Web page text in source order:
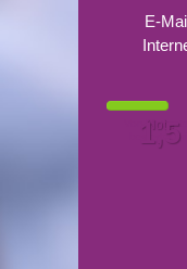
E-
Von
bewertet mit
Note
1,5